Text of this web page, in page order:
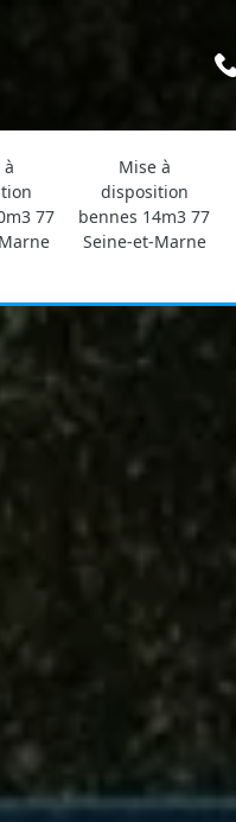
à
77
Mise à
disposition
bennes 14m3 77
Seine-et-Marne